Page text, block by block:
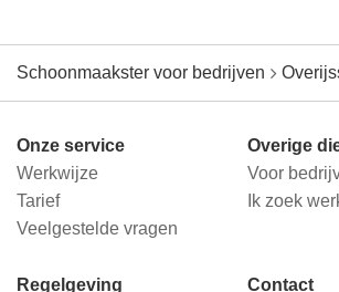
Schoonmaakster voor bedrijven
Onze service
Werkwijze
Tarief
Veelgestelde vragen
Overige
Voor
Ik zoek
Regelgeving Contact